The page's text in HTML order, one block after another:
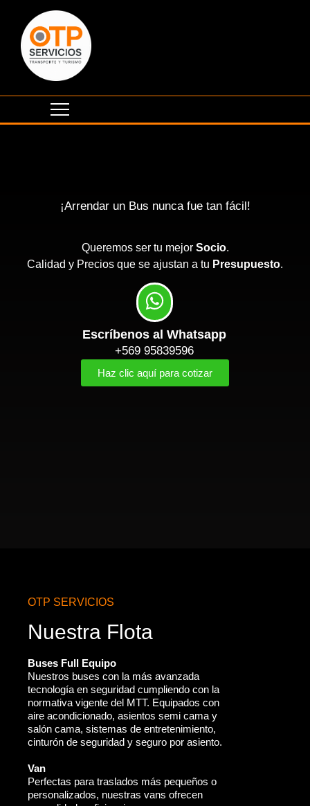
¡Arrendar un Bus nunca fue tan fácil!
Queremos ser tu mejor Socio.
Calidad y Precios que se ajustan a tu Presupuesto.
Escríbenos al Whatsapp
+569 95839596
Haz clic aquí para cotizar
OTP SERVICIOS
Nuestra Flota
Buses Full Equipo
Nuestros buses con la más avanzada
tecnología en seguridad cumpliendo con la
normativa vigente del MTT. Equipados con
aire acondicionado, asientos semi cama y
salón cama, sistemas de entretenimiento,
cinturón de seguridad y seguro por asiento.
Van
Perfectas para traslados más pequeños o
personalizados, nuestras vans ofrecen